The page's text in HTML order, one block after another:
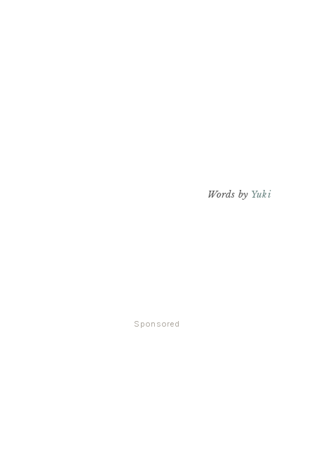
Words by Yuki
Sponsored